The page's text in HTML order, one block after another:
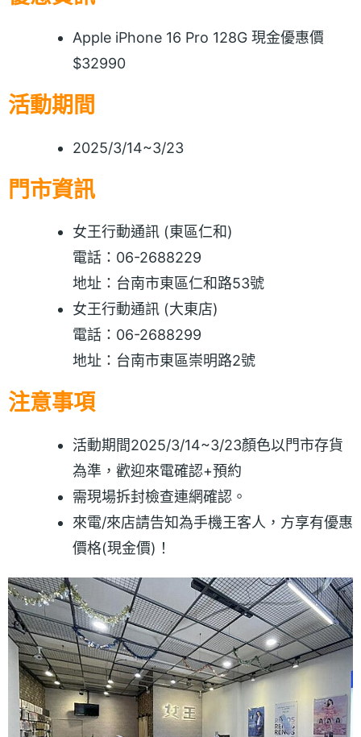
Apple iPhone 16 Pro 128G 現金優惠價
$32990
活動期間
2025/3/14~3/23
門市資訊
女王行動通訊 (東區仁和)
電話：06-2688229
地址：台南市東區仁和路53號
女王行動通訊 (大東店)
電話：06-2688299
地址：台南市東區崇明路2號
注意事項
活動期間2025/3/14~3/23顏色以門市存貨
為準，歡迎來電確認+預約
需現場拆封檢查連網確認。
來電/來店請告知為手機王客人，方享有優惠
價格(現金價)！